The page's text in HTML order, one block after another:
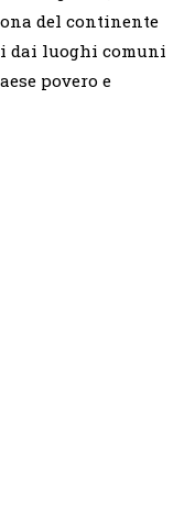
del continente
dai luoghi comuni
povero e